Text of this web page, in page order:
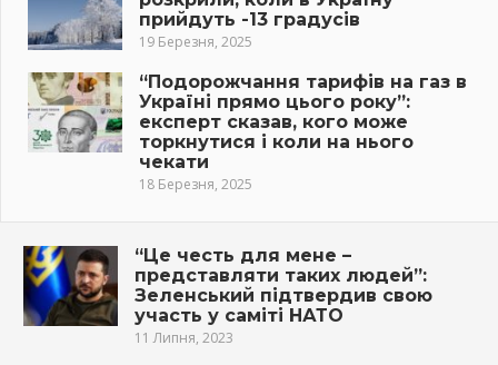
прийдуть -13 градусів
19 Березня, 2025
“Подорожчання тарифів на газ в
Україні прямо цього року”:
експерт сказав, кого може
торкнутися і коли на нього
чекати
18 Березня, 2025
“Це честь для мене –
представляти таких людей”:
Зеленський підтвердив свою
участь у саміті НАТО
11 Липня, 2023